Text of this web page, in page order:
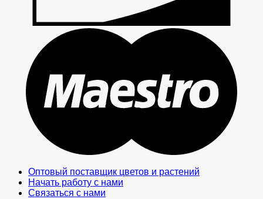
Оптовый поставщик цветов и растений
Начать работу с нами
Связаться с нами